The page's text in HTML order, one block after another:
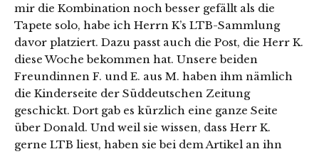
mir die Kombination noch besser gefällt als die
Tapete solo, habe ich Herrn K’s LTB-Sammlung
davor platziert. Dazu passt auch die Post, die Herr K.
diese Woche bekommen hat. Unsere beiden
Freundinnen F. und E. aus M. haben ihm nämlich
die Kinderseite der Süddeutschen Zeitung
geschickt. Dort gab es kürzlich eine ganze Seite
über Donald. Und weil sie wissen, dass Herr K.
gerne LTB liest, haben sie bei dem Artikel an ihn